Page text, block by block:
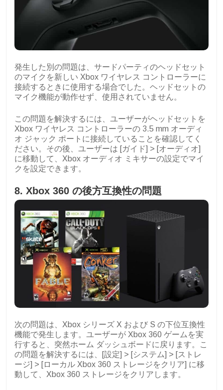
発生した別の問題は、サードパーティのヘッドセット
のマイクを新しい Xbox ワイヤレス コントローラーに
接続するときに使用する場合でした。ヘッドセットの
マイク機能が動作せず、使用されていません。
この問題を解決するには、ユーザーがヘッドセットを
Xbox ワイヤレス コントローラーの 3.5 mm オーディ
オ ジャック ポートに接続していることを確認してく
ださい。その後、ユーザーは [ガイド] > [オーディオ]
に移動して、Xbox オーディオ ミキサーの設定でマイ
クを設定できます。
8. Xbox 360 の後方互換性の問題
次の問題は、Xbox シリーズ X および S の下位互換性
機能で発生します。ユーザーが Xbox 360 ゲームを実
行すると、突然ホーム ダッシュボードに戻ります。こ
の問題を解決するには、[設定] > [システム] > [ストレ
ージ] > [ローカル Xbox 360 ストレージをクリア] に移
動して、Xbox 360 ストレージをクリアします。